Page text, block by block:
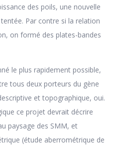
des poils, une nouvelle
Par contre si la relation
on formé des plates-bandes
le plus rapidement possible,
tous deux porteurs du gène
et topographique, oui.
ce projet devrait décrire
paysage des SMM, et
(étude aberrométrique de